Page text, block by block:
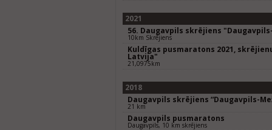
2021
56. Daugavpils skrējiens
10km Skrējiens
Kuldīgas pusmaratons 2021,
Latvija"
21,0975km
2018
Daugavpils skrējiens “Daugavpils-
21 km
Daugavpils pusmaratons
Daugavpils, 10 km skrējiens